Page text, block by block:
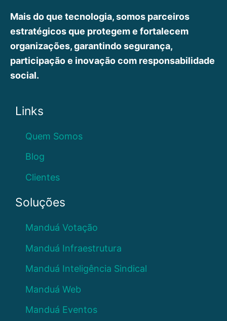
Mais do que tecnologia, somos parceiros
estratégicos que protegem e fortalecem
organizações, garantindo segurança,
participação e inovação com responsabilidade
social.
Links
Quem Somos
Blog
Clientes
Soluções
Manduá Votação
Manduá Infraestrutura
Manduá Inteligência Sindical
Manduá Web
Manduá Eventos